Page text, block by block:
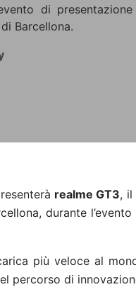
di
Barcellona.
realme GT3, il
durante
più veloce al
percorso di